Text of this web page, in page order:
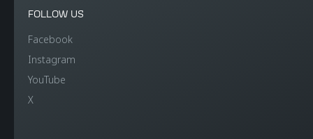
FOLLOW US
Facebook
Instagram
YouTube
X